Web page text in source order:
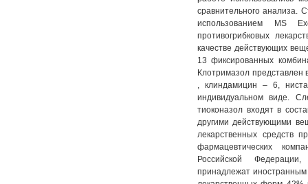
сравнительного анализа.
использованием MS
противогрибковых
качестве действующих
13 фиксированных
Клотримазол представлен
, клиндамицин – 6,
индивидуальном виде.
тиоконазол входят в
другими действующими
лекарственных средств
фармацевтических
Российской
принадлежат